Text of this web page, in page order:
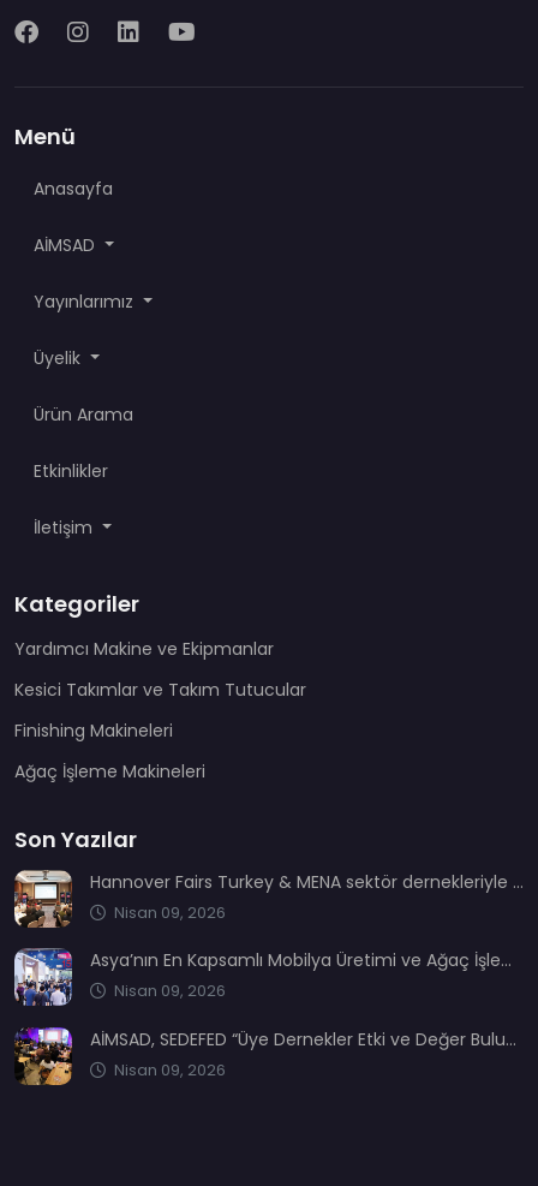
Menü
Anasayfa
AİMSAD
Yayınlarımız
Üyelik
Ürün Arama
Etkinlikler
İletişim
Kategoriler
Yardımcı Makine ve Ekipmanlar
Kesici Takımlar ve Takım Tutucular
Finishing Makineleri
Ağaç İşleme Makineleri
Son Yazılar
Hannover Fairs Turkey & MENA sektör dernekleriyle bir araya geldi
Nisan 09, 2026
Asya’nın En Kapsamlı Mobilya Üretimi ve Ağaç İşleme Fuarı: CIFM / Interzum Guangzhou
Nisan 09, 2026
AİMSAD, SEDEFED “Üye Dernekler Etki ve Değer Buluşması’nda” yerini aldı
Nisan 09, 2026